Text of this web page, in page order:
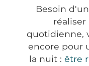
Besoin
réaliser
quotidienne,
encore pour
la nuit : être